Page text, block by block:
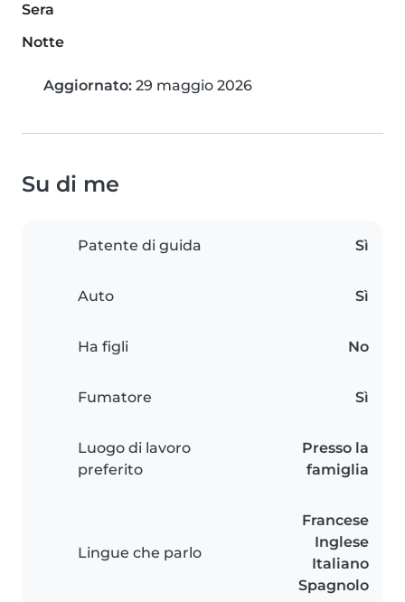
Sera
Notte
Aggiornato: 29 maggio 2026
Su di me
Patente di guida Sì
Auto Sì
Ha figli No
Fumatore Sì
Luogo di lavoro
preferito
Presso la
famiglia
Lingue che parlo
Francese
Inglese
Italiano
Spagnolo